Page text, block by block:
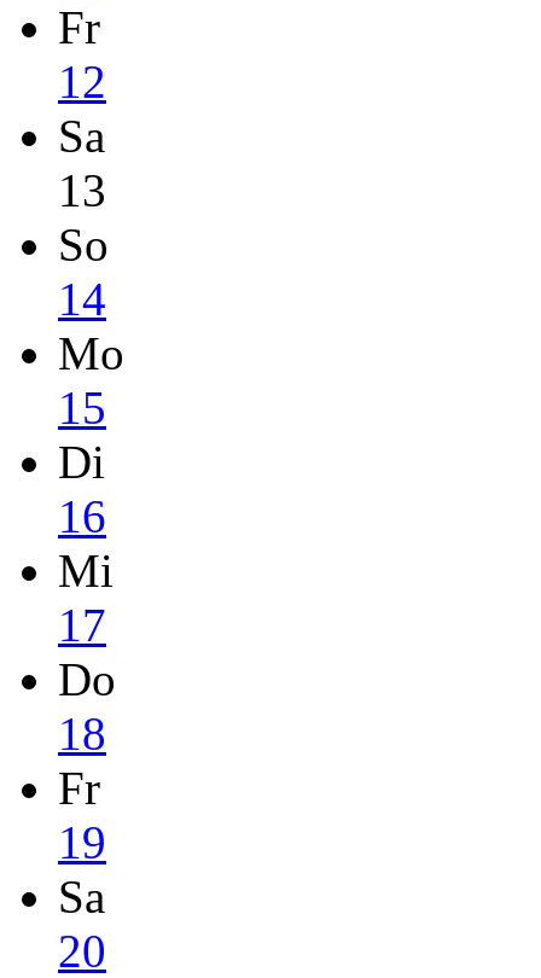
Fr
12
Sa
13
So
14
Mo
15
Di
16
Mi
17
Do
18
Fr
19
Sa
20